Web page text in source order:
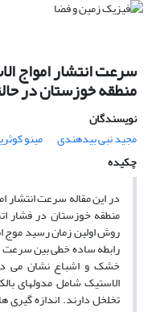
سرعت انتشار امواج
منطقه خوزستان در
نویسندگان
مجید نبی بیدهندی
مینو
چکیده
منطقه خوزستان در فشار
روش اولین زمان رسید موج
رابطه ساده خطی بین سرعت
خشک و اشباع نشان می
الاستیک شامل مدولهای
تخلخل دارند. اندازه